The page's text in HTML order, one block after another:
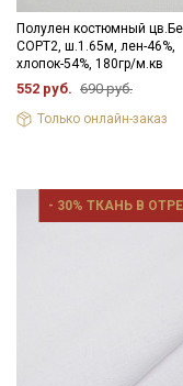
Полулен костюмный
СОРТ2, ш.1.65м, лен-46%,
хлопок-54%, 180гр/м.кв
552 руб. 690 руб.
Только онлайн-заказ
- 30% ТКАНЬ В
Ознакомлен(а) с
данныхи даю
данных
Согласие